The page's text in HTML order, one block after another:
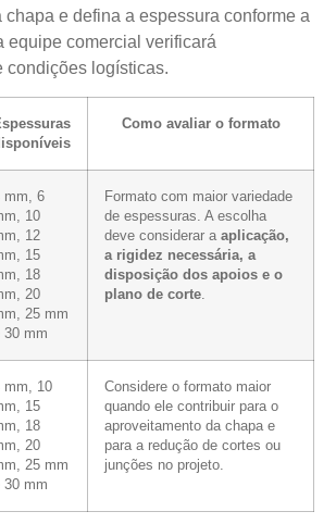
e defina a espessura conforme a
equipe comercial verificará
condições logísticas.
Como avaliar o formato
mm, 6
10
12
15
18
20
25 mm
30 mm
Formato com maior variedade
de espessuras. A escolha
deve considerar a aplicação,
a rigidez necessária, a
disposição dos apoios e o
plano de corte.
mm, 10
15
18
20
25 mm
30 mm
Considere o formato maior
quando ele contribuir para o
aproveitamento da chapa e
para a redução de cortes ou
junções no projeto.